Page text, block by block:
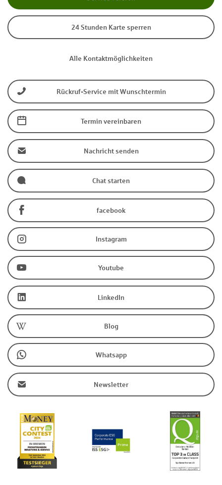
24 Stunden Karte sperren
Alle Kontaktmöglichkeiten
Rückruf-Service mit Wunschtermin
Termin vereinbaren
Nachricht senden
Chat starten
facebook
Instagram
Youtube
LinkedIn
Blog
Whatsapp
Newsletter